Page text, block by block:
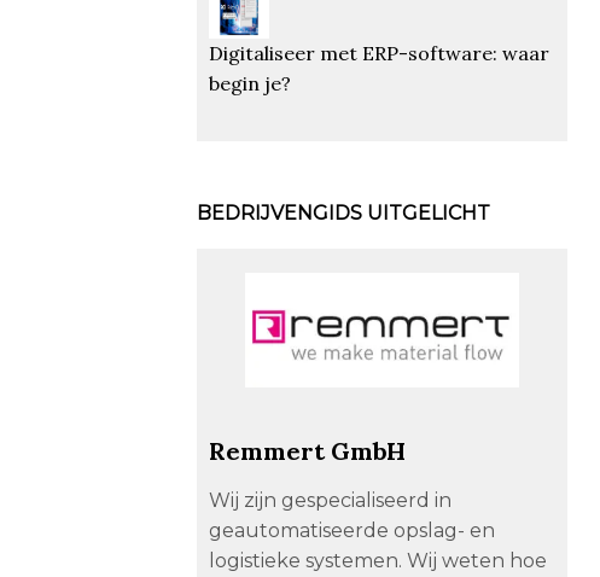
Digitaliseer met ERP-software: waar
begin je?
BEDRIJVENGIDS UITGELICHT
Remmert GmbH
Wij zijn gespecialiseerd in
geautomatiseerde opslag- en
logistieke systemen. Wij weten hoe